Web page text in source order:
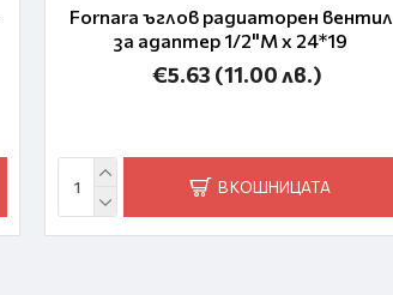
Fornara ъглов радиаторен вентил
за адаптер 1/2"M x 24*19
€5.63 (11.00 лв.)
В КОШНИЦАТА